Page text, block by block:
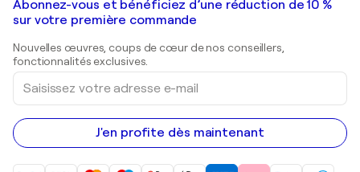
Shepard Fairey
Peintures de paysage
Estampes
Peintures acryliques
Galeries d'art en France
Galeries d'art en Belgique
Abonnez-vous et bénéficiez d’une réduction de 10 %
sur votre première commande
Nouvelles œuvres, coups de cœur de nos conseillers,
fonctionnalités exclusives.
Saisissez
votre
adresse
e-
mail
J'en profite dès maintenant